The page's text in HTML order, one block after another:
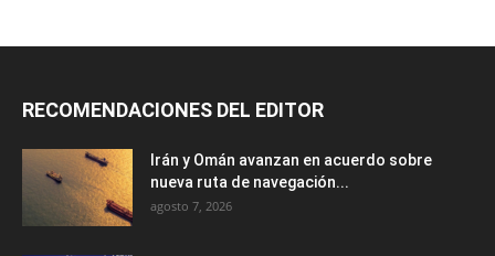
RECOMENDACIONES DEL EDITOR
Irán y Omán avanzan en acuerdo sobre
nueva ruta de navegación...
agosto 7, 2026